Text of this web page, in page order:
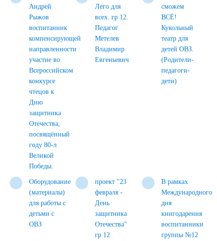
Андрей
Рыжов
воспитанник
компенсирующей
направленности
участие во
Всероссийском
конкурсе
чтецов к
Дню
защитника
Отечества,
посвящённый
году 80-л
Великой
Победы.
Лего для
всех. гр 12.
Педагог
Метелев
Владимир
Евгеньевич
сможем
ВСЁ!
Кукольный
театр для
детей ОВЗ.
(Родители-
педагоги-
дети)
Оборудование
(материалы)
для работы с
детьми с
ОВЗ
проект "23
февраля -
День
защитника
Отечества"
гр 12
В рамках
Международного
дня
книгодарения
воспитанники
группы №12